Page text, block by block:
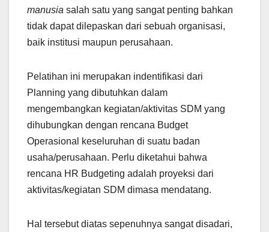
manusia salah satu yang sangat penting bahkan
tidak dapat dilepaskan dari sebuah organisasi,
baik institusi maupun perusahaan.
Pelatihan ini merupakan indentifikasi dari
Planning yang dibutuhkan dalam
mengembangkan kegiatan/aktivitas SDM yang
dihubungkan dengan rencana Budget
Operasional keseluruhan di suatu badan
usaha/perusahaan. Perlu diketahui bahwa
rencana HR Budgeting adalah proyeksi dari
aktivitas/kegiatan SDM dimasa mendatang.
Hal tersebut diatas sepenuhnya sangat disadari,